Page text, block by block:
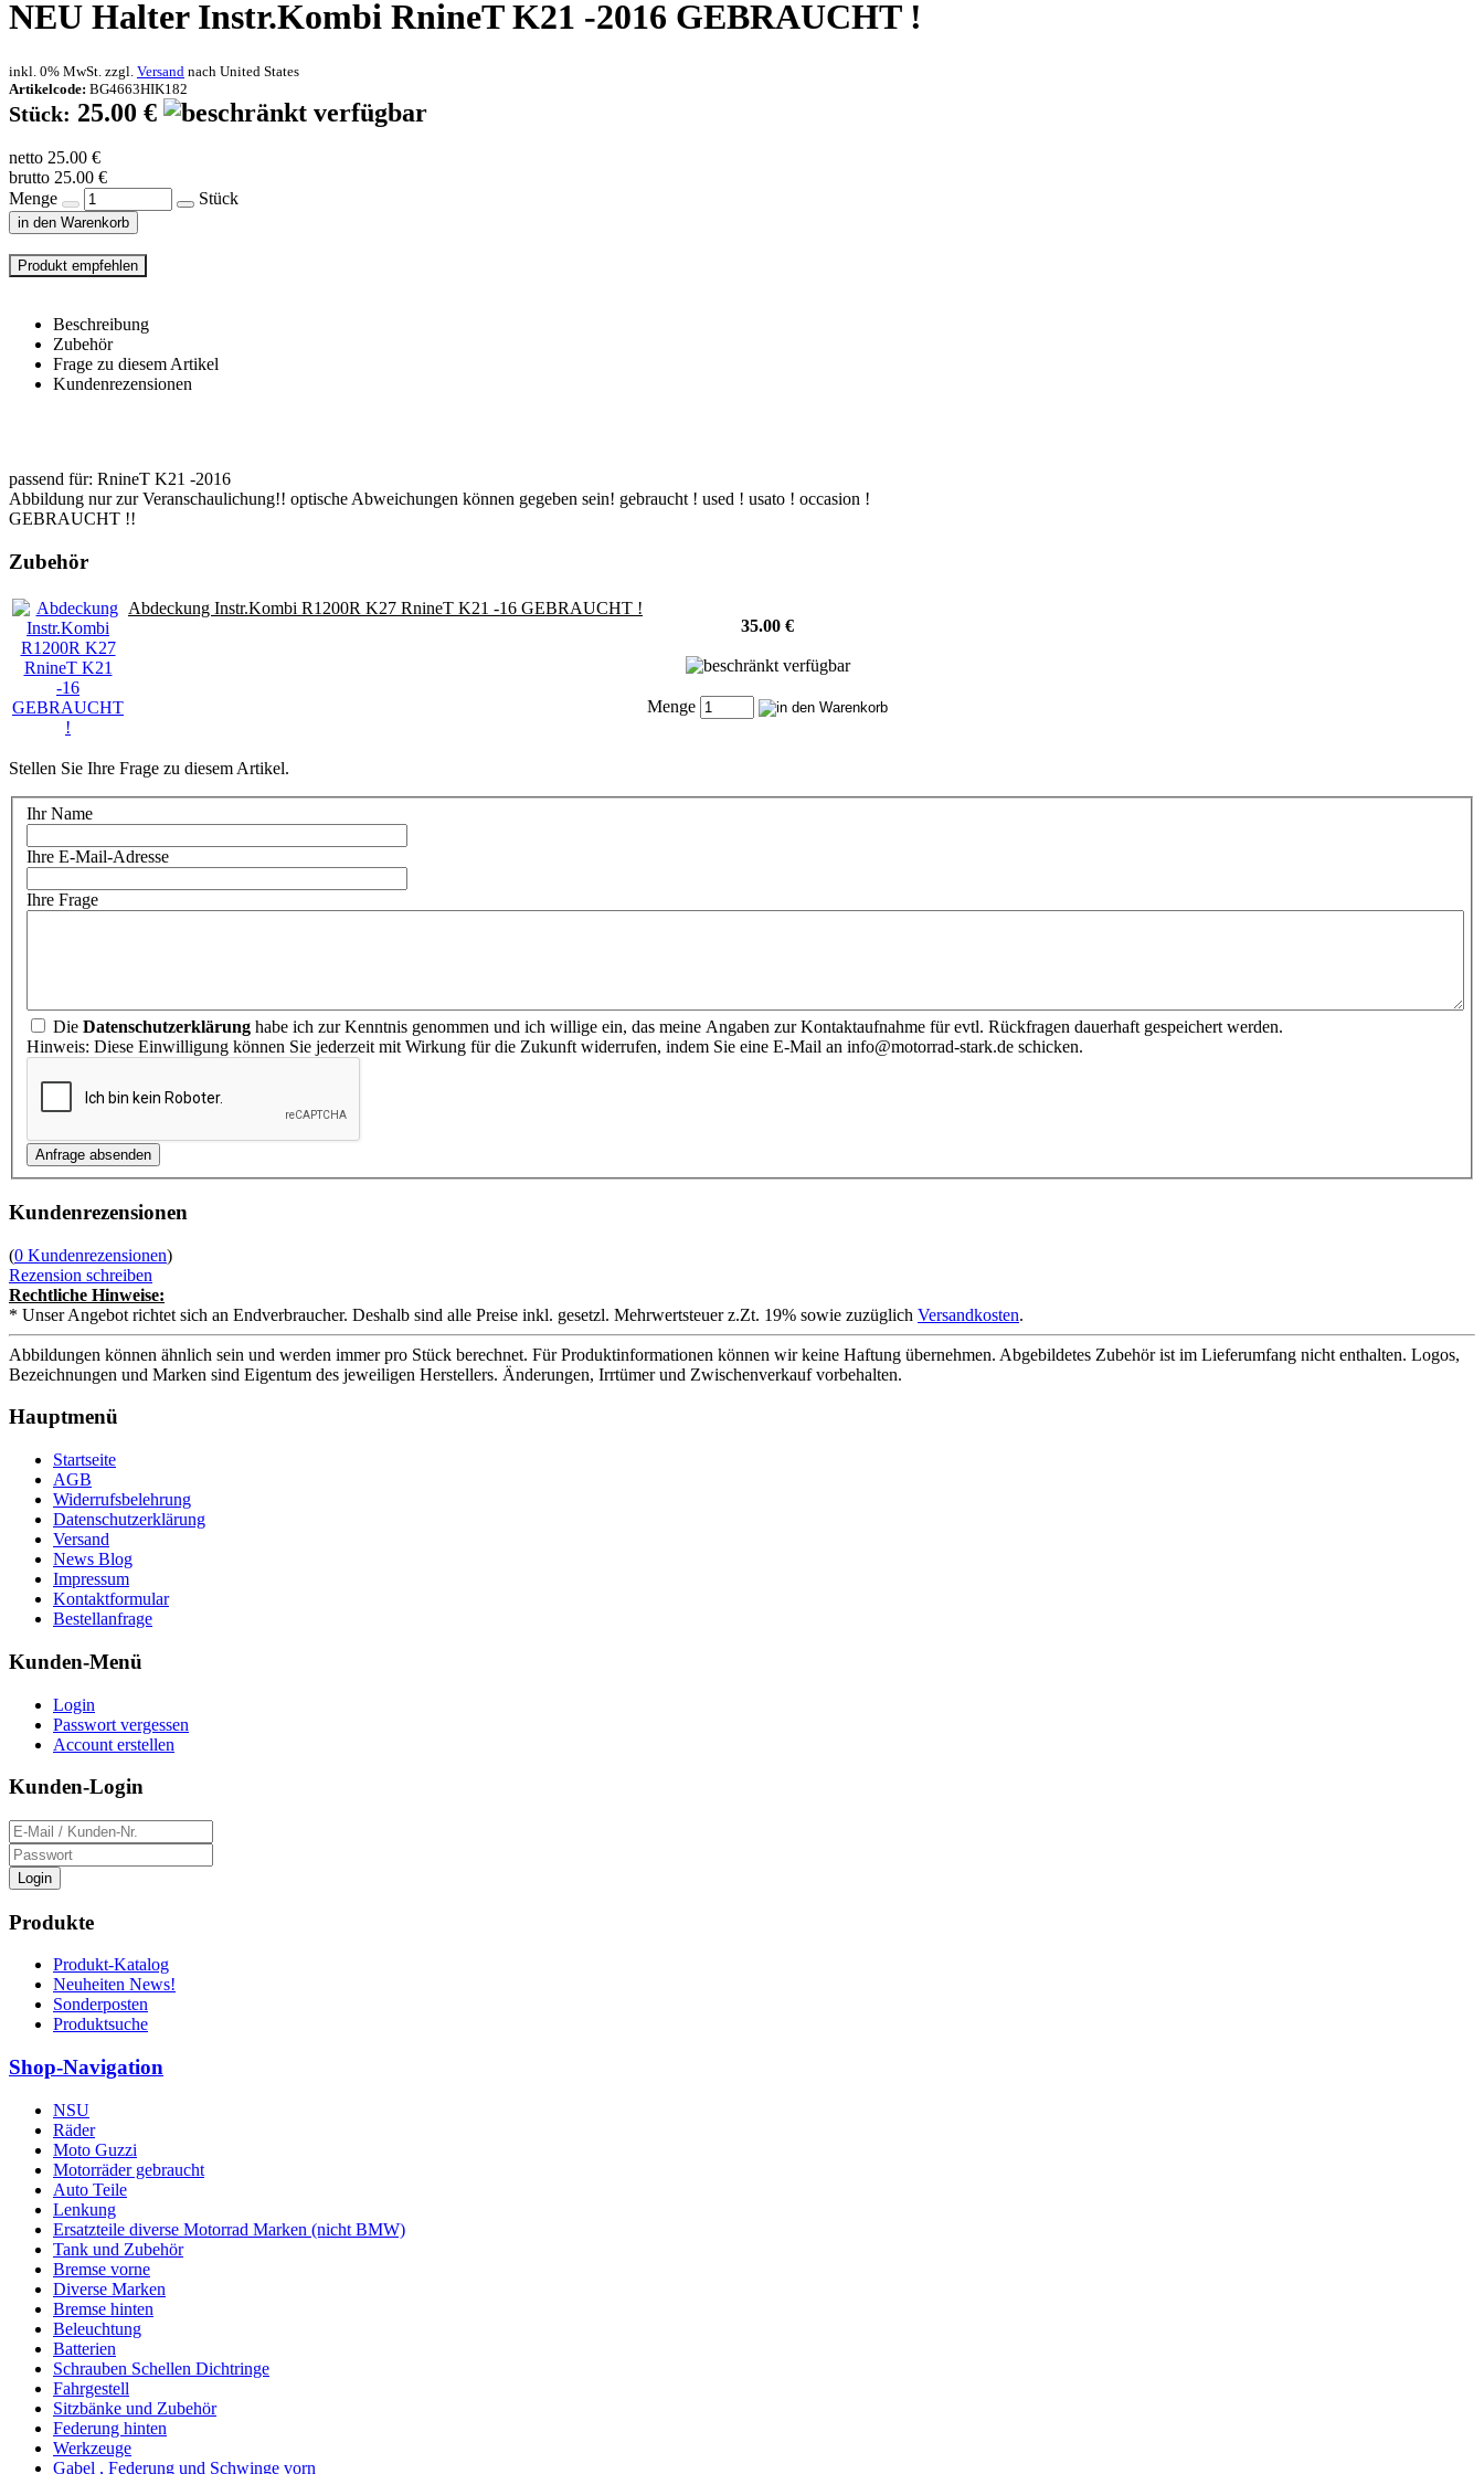
NEU Halter Instr.Kombi RnineT K21 -2016 GEBRAUCHT !
inkl. 0% MwSt. zzgl. Versand nach United States
Artikelcode: BG4663HIK182
Stück: 25.00 €
netto 25.00 €
brutto 25.00 €
Menge
Stück
in den Warenkorb
Beschreibung
Zubehör
Frage zu diesem Artikel
Kundenrezensionen
passend für: RnineT K21 -2016
Abbildung nur zur Veranschaulichung!! optische Abweichungen können gegeben sein! gebraucht ! used ! usato ! occasion !
GEBRAUCHT !!
Zubehör
Abdeckung Instr.Kombi R1200R K27 RnineT K21 -16 GEBRAUCHT !
35.00 €
Menge
Stellen Sie Ihre Frage zu diesem Artikel.
Ihr Name
Ihre E-Mail-Adresse
Ihre Frage
Die Datenschutzerklärung habe ich zur Kenntnis genommen und ich willige ein, das meine Angaben zur Kontaktaufnahme für evtl. Rückfragen dauerhaft gespeichert werden.
Hinweis: Diese Einwilligung können Sie jederzeit mit Wirkung für die Zukunft widerrufen, indem Sie eine E-Mail an info@motorrad-stark.de schicken.
Kundenrezensionen
(0 Kundenrezensionen)
Rezension schreiben
Rechtliche Hinweise:
* Unser Angebot richtet sich an Endverbraucher. Deshalb sind alle Preise inkl. gesetzl. Mehrwertsteuer z.Zt. 19% sowie zuzüglich Versandkosten.
Abbildungen können ähnlich sein und werden immer pro Stück berechnet. Für Produktinformationen können wir keine Haftung übernehmen. Abgebildetes Zubehör ist im Lieferumfang nicht enthalten. Logos,
Bezeichnungen und Marken sind Eigentum des jeweiligen Herstellers. Änderungen, Irrtümer und Zwischenverkauf vorbehalten.
Hauptmenü
Startseite
AGB
Widerrufsbelehrung
Datenschutzerklärung
Versand
News Blog
Impressum
Kontaktformular
Bestellanfrage
Kunden-Menü
Login
Passwort vergessen
Account erstellen
Kunden-Login
Login
Produkte
Produkt-Katalog
Neuheiten News!
Sonderposten
Produktsuche
Shop-Navigation
NSU
Räder
Moto Guzzi
Motorräder gebraucht
Auto Teile
Lenkung
Ersatzteile diverse Motorrad Marken (nicht BMW)
Tank und Zubehör
Bremse vorne
Diverse Marken
Bremse hinten
Beleuchtung
Batterien
Schrauben Schellen Dichtringe
Fahrgestell
Sitzbänke und Zubehör
Federung hinten
Werkzeuge
Gabel , Federung und Schwinge vorn